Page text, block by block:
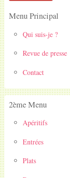
Menu Principal
Qui suis-je ?
Revue de presse
Contact
2ème Menu
Apéritifs
Entrées
Plats